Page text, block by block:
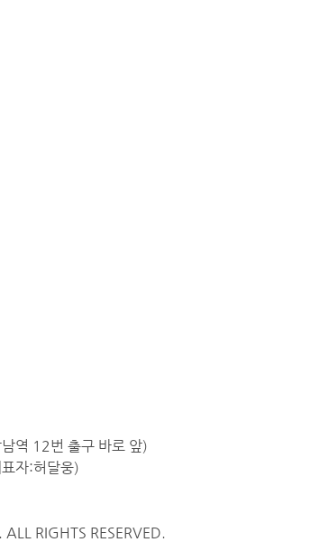
역 12번 출구 바로 앞)
자:허달웅)
RIGHTS RESERVED.